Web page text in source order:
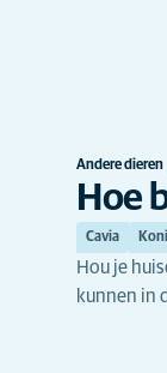
Andere dieren
Hoe
Cavia
Hou je
kunnen in